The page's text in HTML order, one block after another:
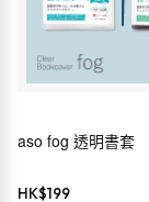
aso fog 透明書套
HK$199